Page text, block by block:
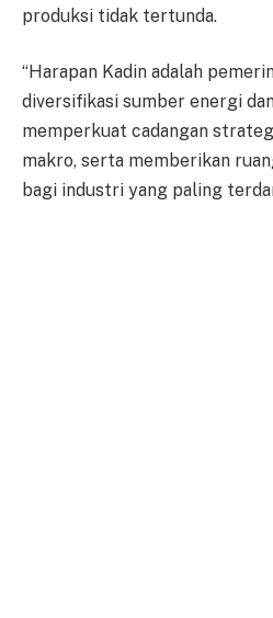
produksi tidak tertunda.
“Harapan Kadin adalah
diversifikasi sumber energi
memperkuat cadangan
makro, serta memberikan
bagi industri yang paling